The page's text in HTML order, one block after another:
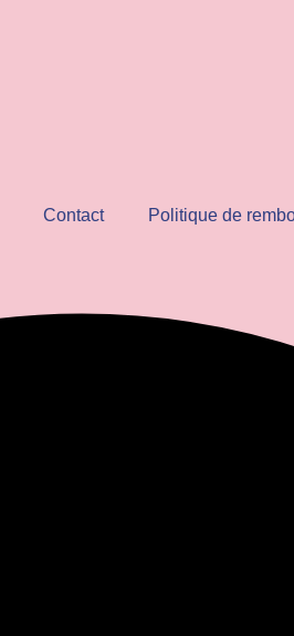
Contact Politique de